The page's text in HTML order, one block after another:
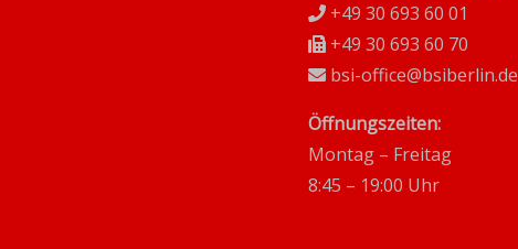
+49 30 693 60 01
+49 30 693 60 70
bsi-office@bsiberlin.de
Öffnungszeiten:
Montag – Freitag
8:45 – 19:00 Uhr